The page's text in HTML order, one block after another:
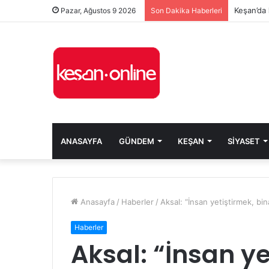
Pazar, Ağustos 9 2026 Son Dakika Haberleri
ANASAYFA GÜNDEM KEŞAN SIYASET
Anasayfa / Haberler / Aksal: “İnsan yetiştirmek,
Haberler
Aksal: “İnsan